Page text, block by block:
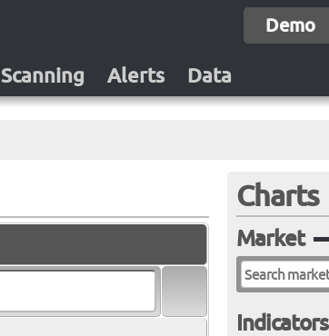
Demo
Scanning Alerts Data
Charts
Market
Indicators